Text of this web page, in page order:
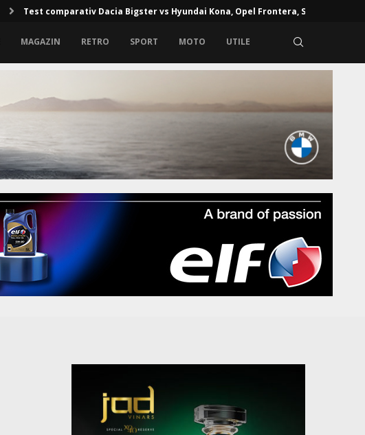
Limitele de alcoolemie în Europa: unde alcoolul la volan poate...
MAGAZIN RETRO SPORT MOTO UTILE